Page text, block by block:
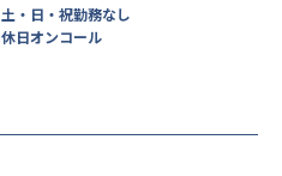
土・日・祝勤務なし
休日オンコール